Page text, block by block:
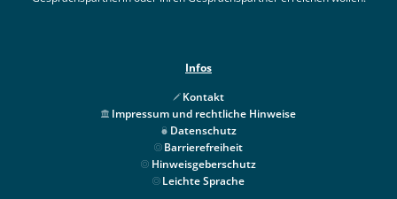
Infos
Kontakt
Impressum und rechtliche Hinweise
Datenschutz
Barrierefreiheit
Hinweisgeberschutz
Leichte Sprache